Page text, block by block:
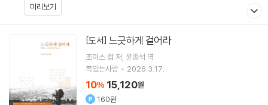
미리보기
[도서] 느긋하게 걸어라
조이스 럽 저 윤종석 역
복있는사람
2026.3.17.
10% 15,120원
160원